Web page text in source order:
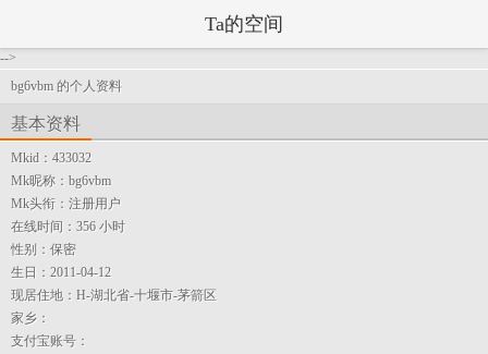
Ta的空间
-->
bg6vbm 的个人资料
基本资料
Mkid： 433032
Mk昵称： bg6vbm
Mk头衔： 注册用户
在线时间： 356 小时
性别： 保密
生日： 2011-04-12
现居住地： H-湖北省-十堰市-茅箭区
家乡：
支付宝账号：